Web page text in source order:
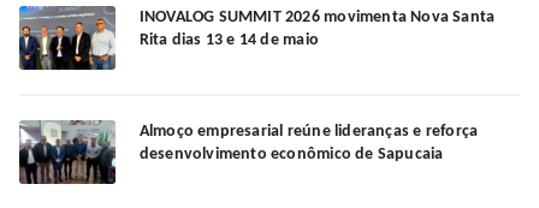
INOVALOG SUMMIT 2026 movimenta Nova Santa
Rita dias 13 e 14 de maio
Almoço empresarial reúne lideranças e reforça
desenvolvimento econômico de Sapucaia